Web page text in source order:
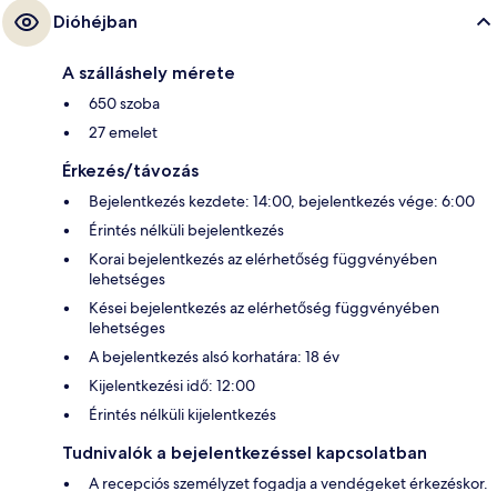
Dióhéjban
A szálláshely mérete
650 szoba
27 emelet
Érkezés/távozás
Bejelentkezés kezdete: 14:00, bejelentkezés vége: 6:00
Érintés nélküli bejelentkezés
Korai bejelentkezés az elérhetőség függvényében
lehetséges
Kései bejelentkezés az elérhetőség függvényében
lehetséges
A bejelentkezés alsó korhatára: 18 év
Kijelentkezési idő: 12:00
Érintés nélküli kijelentkezés
Tudnivalók a bejelentkezéssel kapcsolatban
A recepciós személyzet fogadja a vendégeket érkezéskor.